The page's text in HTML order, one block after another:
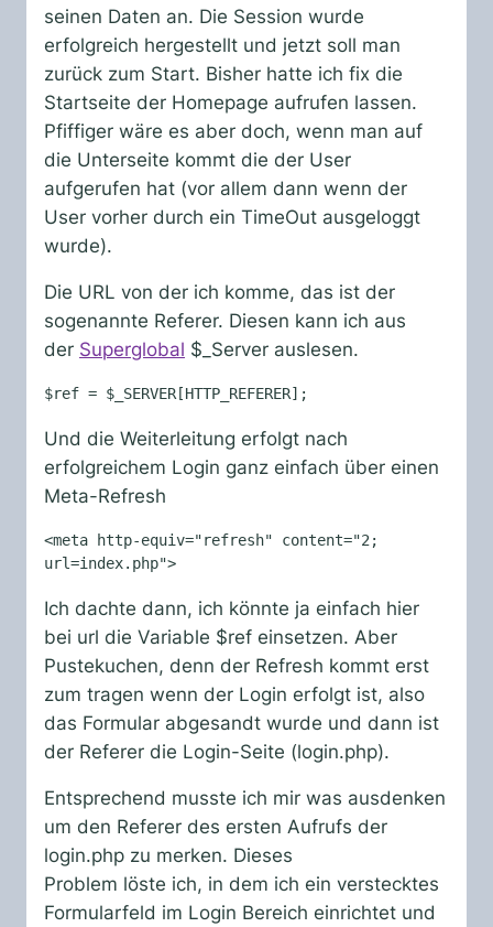
seinen Daten an. Die Session wurde
erfolgreich hergestellt und jetzt soll man
zurück zum Start. Bisher hatte ich fix die
Startseite der Homepage aufrufen lassen.
Pfiffiger wäre es aber doch, wenn man auf
die Unterseite kommt die der User
aufgerufen hat (vor allem dann wenn der
User vorher durch ein TimeOut ausgeloggt
wurde).
Die URL von der ich komme, das ist der
sogenannte Referer. Diesen kann ich aus
der Superglobal $_Server auslesen.
$ref = $_SERVER[HTTP_REFERER];
Und die Weiterleitung erfolgt nach
erfolgreichem Login ganz einfach über einen
Meta-Refresh
<meta http-equiv="refresh" content="2;
url=index.php">
Ich dachte dann, ich könnte ja einfach hier
bei url die Variable $ref einsetzen. Aber
Pustekuchen, denn der Refresh kommt erst
zum tragen wenn der Login erfolgt ist, also
das Formular abgesandt wurde und dann ist
der Referer die Login-Seite (login.php).
Entsprechend musste ich mir was ausdenken
um den Referer des ersten Aufrufs der
login.php zu merken. Dieses
Problem löste ich, in dem ich ein verstecktes
Formularfeld im Login Bereich einrichtet und